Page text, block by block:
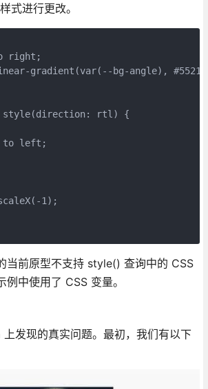
式进行更改。
right;
gradient(var(--bg-angle),
style(direction: rtl) {
left;
1);
当前原型不支持 style() 查询中的 CSS
中使用了 CSS 变量。
发现的真实问题。最初，我们有以下